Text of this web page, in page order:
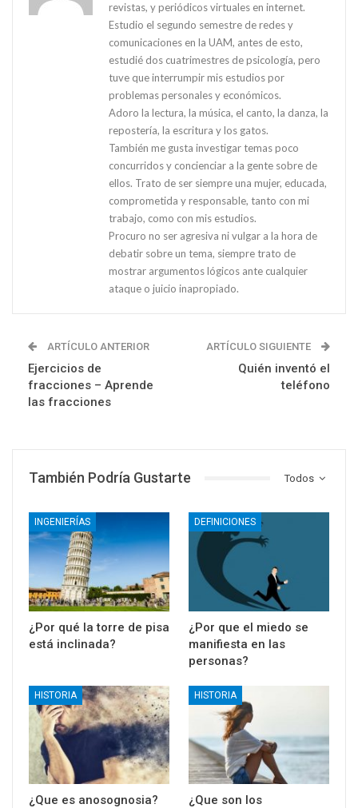
revistas, y periódicos virtuales en internet.
Estudio el segundo semestre de redes y
comunicaciones en la UAM, antes de esto,
estudié dos cuatrimestres de psicología, pero
tuve que interrumpir mis estudios por
problemas personales y económicos.
Adoro la lectura, la música, el canto, la danza, la
repostería, la escritura y los gatos.
También me gusta investigar temas poco
concurridos y concienciar a la gente sobre de
ellos. Trato de ser siempre una mujer, educada,
comprometida y responsable, tanto con mi
trabajo, como con mis estudios.
Procuro no ser agresiva ni vulgar a la hora de
debatir sobre un tema, siempre trato de
mostrar argumentos lógicos ante cualquier
ataque o juicio inapropiado.
ARTÍCULO ANTERIOR
Ejercicios de
fracciones – Aprende
las fracciones
ARTÍCULO SIGUIENTE
Quién inventó el
teléfono
Todos
También Podría Gustarte
INGENIERÍAS
¿Por qué la torre de pisa
está inclinada?
DEFINICIONES
¿Por que el miedo se
manifiesta en las
personas?
HISTORIA
¿Que es anosognosia?
HISTORIA
¿Que son los